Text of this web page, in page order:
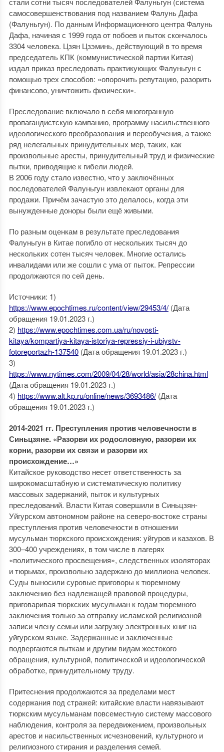
самосовершенствования под названием Фалунь Дафа
(Фалуньгун). По данным Информационного центра Фалунь
Дафа, начиная с 1999 года от побоев и пыток скончалось
3304 человека. Цзян Цзэминь, действующий в то время
председатель КПК (коммунистической партии Китая)
издал приказ преследовать практикующих Фалуньгун с
помощью трех способов: «опорочить репутацию, разорить
финансово, уничтожить физически».
Преследование включало в себя многогранную
пропагандистскую кампанию, программу насильственного
идеологического преобразования и переобучения, а также
ряд нелегальных принудительных мер, таких, как
произвольные аресты, принудительный труд и физические
пытки, приводящие к гибели людей.
В 2006 году стало известно, что у заключённых
последователей Фалуньгун извлекают органы для
продажи. Причём зачастую это делалось, когда эти
вынужденные доноры были ещё живыми.
По разным оценкам в результате преследования
Фалуньгун в Китае погибло от нескольких тысяч до
нескольких сотен тысяч человек. Многие остались
инвалидами или же сошли с ума от пыток. Репрессии
продолжаются по сей день.
Источники: 1)
https://www.epochtimes.ru/content/view/29453/4/ (Дата
обращения 19.01.2023 г.)
2) https://www.epochtimes.com.ua/ru/novosti-
kitaya/kompartiya-kitaya-istoriya-repressiy-i-ubiystv-
fotoreportazh-137540(Дата обращения 19.01.2023 г.)
3)
https://www.nytimes.com/2009/04/28/world/asia/28china.html
(Дата обращения 19.01.2023 г.)
4) https://www.alt.kp.ru/online/news/3693486/(Дата
обращения 19.01.2023 г.)
2014-2021 гг. Преступления против человечности в
Синьцзяне. «Разорви их родословную, разорви их
корни, разорви их связи и разорви их
происхождение…»
Китайское руководство несет ответственность за
широкомасштабную и систематическую политику
массовых задержаний, пыток и культурных
преследований. Власти Китая совершили в Синьцзян-
Уйгурском автономном районе на северо-востоке страны
преступления против человечности в отношении
мусульман тюркского происхождения: уйгуров и казахов. В
300–400 учреждениях, в том числе в лагерях
«политического просвещения», следственных изоляторах
и тюрьмах, произвольно задержано до миллиона человек.
Суды выносили суровые приговоры к тюремному
заключению без надлежащей правовой процедуры,
приговаривая тюркских мусульман к годам тюремного
заключения только за отправку исламской религиозной
записи члену семьи или загрузку электронных книг на
уйгурском языке. Задержанные и заключенные
подвергаются пыткам и другим видам жестокого
обращения, культурной, политической и идеологической
обработке, принудительному труду.
Притеснения продолжаются за пределами мест
содержания под стражей: китайские власти навязывают
тюркским мусульманам повсеместную систему массового
наблюдения, контроля за передвижением, произвольных
арестов и насильственных исчезновений, культурного и
религиозного стирания и разделения семей.